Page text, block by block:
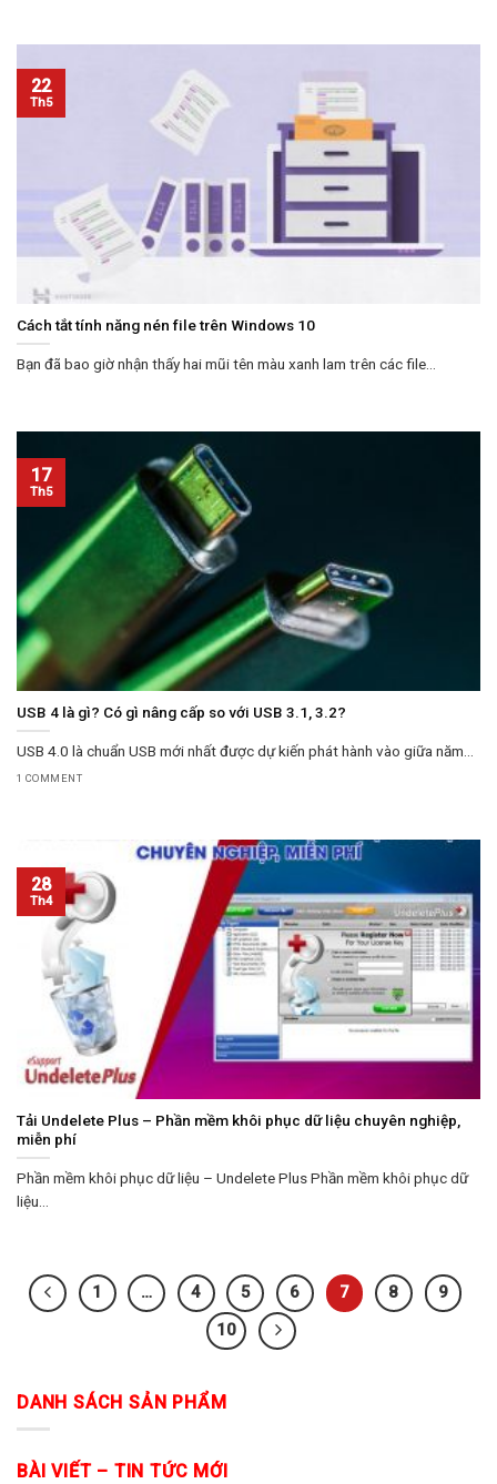
DANH SÁCH SẢN PHẨM
BÀI VIẾT – TIN TỨC MỚI
Cách tắt tính năng nén file trên Windows 10
Bạn đã bao giờ nhận thấy hai mũi tên màu xanh lam trên các file...
22
Th5
USB 4 là gì? Có gì nâng cấp so với USB 3.1, 3.2?
USB 4.0 là chuẩn USB mới nhất được dự kiến phát hành vào giữa năm...
1 COMMENT
17
Th5
Tải Undelete Plus – Phần mềm khôi phục dữ liệu chuyên nghiệp,
miễn phí
Phần mềm khôi phục dữ liệu – Undelete Plus Phần mềm khôi phục dữ
liệu...
28
Th4
1 … 4 5 6 7 8
9
10